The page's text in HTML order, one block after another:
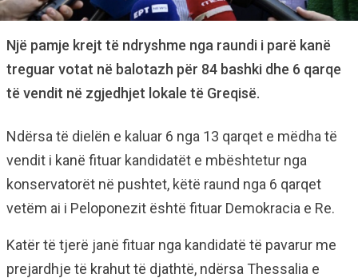
Një pamje krejt të ndryshme nga raundi i parë kanë
treguar votat në balotazh për 84 bashki dhe 6 qarqe
të vendit në zgjedhjet lokale të Greqisë.
Ndërsa të dielën e kaluar 6 nga 13 qarqet e mëdha të
vendit i kanë fituar kandidatët e mbështetur nga
konservatorët në pushtet, këtë raund nga 6 qarqet
vetëm ai i Peloponezit është fituar Demokracia e Re.
Katër të tjerë janë fituar nga kandidatë të pavarur me
prejardhje të krahut të djathtë, ndërsa Thessalia e